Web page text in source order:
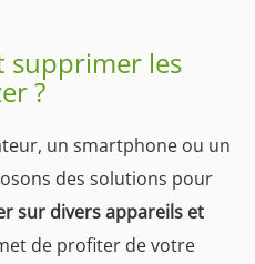
supprimer les
?
un smartphone ou un
des solutions pour
sur divers appareils et
de profiter de votre